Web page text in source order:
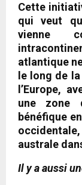
Cette
qui veut
vienne
atlantique
le long de
l’Europe,
une zone
bénéfique
australe
Il y a aussi